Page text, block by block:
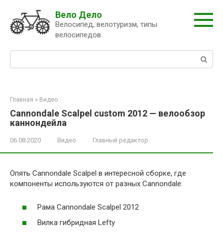
контенту
Вело Дело
Велосипед, велотуризм, типы
велосипедов
Главная » Видео
Cannondale Scalpel custom 2012 — велообзор
каннондейла
06.08.2020 Видео Главный редактор
Опять Cannondale Scalpel в интересной сборке, где
компоненты используются от разных Cannondale:
Рама Cannondale Scalpel 2012
Вилка гибридная Lefty